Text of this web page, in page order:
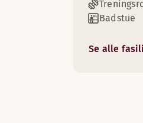
Badstue
Se alle
har sittegrupper.